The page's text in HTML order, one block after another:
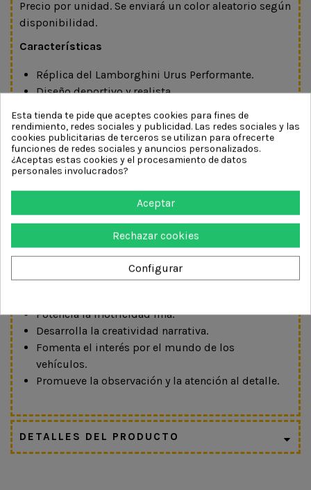
Precio por unidad. Se enviará un color aleatorio según
disponibilidad.
Características
Réplica del Lamborghini Urus Performante.
Diseño deportivo y realista.
Fabricado con materiales resistentes.
Ideal para juego y colección.
Fácil de manipular por los más pequeños.
Se envía un color aleatorio.
Precio por unidad.
Función pedagógica
Este vehículo favorece el desarrollo de diferentes
habilidades mediante el juego:
Estimula la imaginación y el juego simbólico.
Potencia la motricidad fina.
Desarrolla la creatividad narrativa.
Fomenta el interés por el mundo de los
vehículos.
Promueve la observación y la atención al detalle.
DETALLES DEL PRODUCTO
Esta tienda te pide que aceptes cookies para fines de
rendimiento, redes sociales y publicidad. Las redes sociales y las
cookies publicitarias de terceros se utilizan para ofrecerte
funciones de redes sociales y anuncios personalizados.
¿Aceptas estas cookies y el procesamiento de datos
personales involucrados?
Aceptar
Rechazar cookies
Configurar